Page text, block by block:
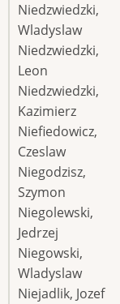
Niedzwiedzki,
Wladyslaw
Niedzwiedzki,
Leon
Niedzwiedzki,
Kazimierz
Niefiedowicz,
Czeslaw
Niegodzisz,
Szymon
Niegolewski,
Jedrzej
Niegowski,
Wladyslaw
Niejadlik, Jozef